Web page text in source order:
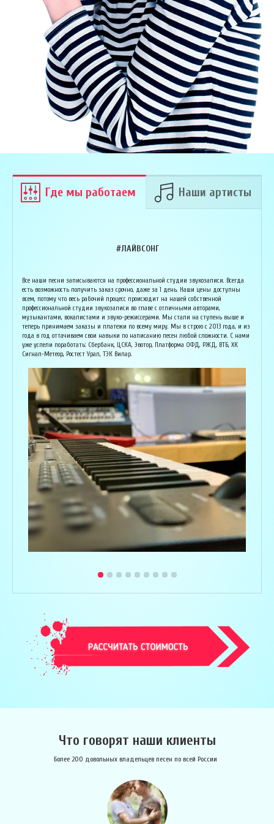
Где мы работаем Наши артисты
#ЛАЙВСОНГ
Все наши песни записываются на профессиональной студии звукозаписи. Всегда
есть возможность получить заказ срочно, даже за 1 день. Наши цены доступны
всем, потому что весь рабочий процесс происходит на нашей собственной
профессиональной студии звукозаписи во главе с отличными авторами,
музыкантами, вокалистами и звуко-режиссерами. Мы стали на ступень выше и
теперь принимаем заказы и платежи по всему миру. Мы в строю с 2013 года, и из
года в год оттачиваем свои навыки по написанию песен любой сложности. С нами
уже успели поработать: Сбербанк, ЦСКА, Эвотор, Платформа ОФД, РЖД, ВТБ, ХК
Сигнал-Метеор, Ростест Урал, ТЭК Вилар.
Армен Алавердян
Основатель организации "Лайвсонг". С детства занимается музыкой, пишет
аранжировки, делает сведение и мастеринг на профессиональном уровне.
Может сделать коммерческий звук даже по записи с диктофона :) Состоит в
дуэте "Ag Jan", и выступает на концертах по всей России. Снимает клипы
вместе со своими музыкантами, и они собирают более 1 млн. просмотров на
ютубе! В основном пишет песни о любви, семье и ценностях жизни. Армен
сделает из вашей истории настоящую конфетку, обращайтесь!
Исполнитель, звукорежиссёр
Что говорят наши клиенты
Более 200 довольных владельцев песен по всей России